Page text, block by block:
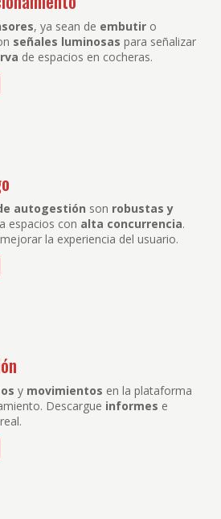
, ya sean de embutir o
señales luminosas para señalizar
de espacios en cocheras.
autogestión son robustas y
espacios con alta concurrencia.
la experiencia del usuario.
y movimientos en la plataforma
Descargue informes e